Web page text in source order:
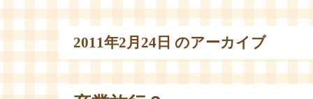
ひた
2011年2月24日 のアーカイブ